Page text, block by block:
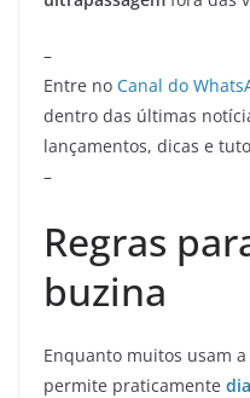
–
Entre no Canal do
dentro das últimas
lançamentos, dicas e
–
Regras
buzina
Enquanto muitos usam a
permite praticamente